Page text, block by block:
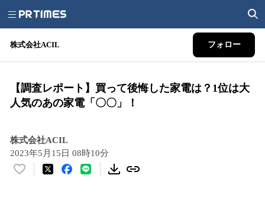
株式会社ACIL フォロー
【調査レポート】買って後悔した家電は？1位は大
人気のあの家電「〇〇」！
株式会社ACIL
2023年5月15日 08時10分
い